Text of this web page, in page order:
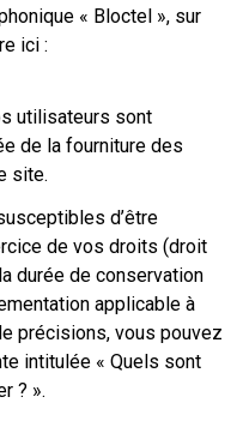
« Bloctel », sur
ici :
utilisateurs sont
de la fourniture des
site.
d’être
de vos droits (droit
durée de conservation
applicable à
précisions, vous pouvez
intitulée « Quels sont
? ».